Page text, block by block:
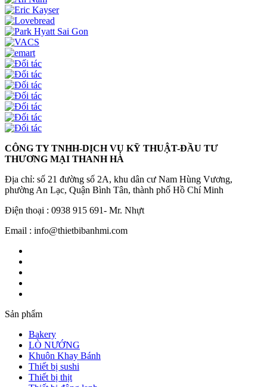
CÔNG TY TNHH-DỊCH VỤ KỸ THUẬT-ĐẦU TƯ
THƯƠNG MẠI THANH HÀ
Địa chỉ: số 21 đường số 2A, khu dân cư Nam Hùng Vương,
phường An Lạc, Quận Bình Tân, thành phố Hồ Chí Minh
Điện thoại : 0938 915 691- Mr. Nhựt
Email : info@thietbibanhmi.com
Sản phẩm
Bakery
LÒ NƯỚNG
Khuôn Khay Bánh
Thiết bị sushi
Thiết bị thịt